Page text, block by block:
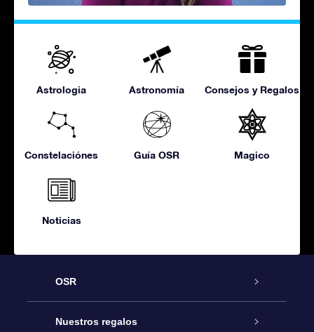
Astrologia Astronomía Consejos y Regalos
Constelaciónes Guía OSR Magico
Noticias
OSR
Atención
Nuestros regalos